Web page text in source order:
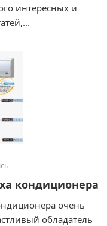
интересных и
кондиционера
очень
обладатель